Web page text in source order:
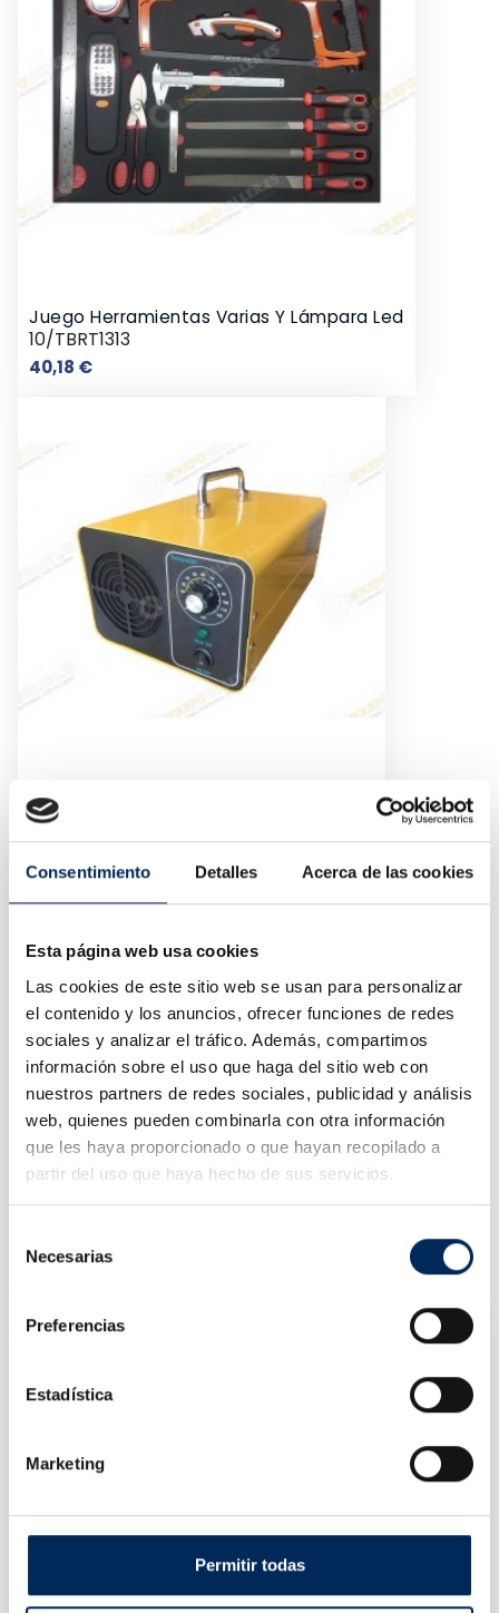
Consentimiento Detalles Acerca de las cookies
Esta página web usa cookies
Las cookies de este sitio web se usan para personalizar
el contenido y los anuncios, ofrecer funciones de redes
sociales y analizar el tráfico. Además, compartimos
información sobre el uso que haga del sitio web con
nuestros partners de redes sociales, publicidad y análisis
web, quienes pueden combinarla con otra información
que les haya proporcionado o que hayan recopilado a
partir del uso que haya hecho de sus servicios.
Necesarias
Preferencias
Estadística
Marketing
Permitir todas
Juego Herramientas Varias Y Lámpara Led
10/TBRT1313
40,18 €Precio
Generador De Ozono 5.000 Mg/h 100 W
10/EQTHBC-TB-5G
100,00 €Precio
10/TRM4901